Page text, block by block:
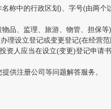
中的行政区划)、字号(由两个
、监理、旅游、物管、担保等
设立登记或变更登记(在经营范
人应当在设立(变更)登记申请书
供注册公司等问题解答服务。